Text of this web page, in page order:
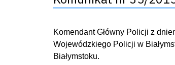
Komendant Główny Policji z
Wojewódzkiego Policji w
Białymstoku.